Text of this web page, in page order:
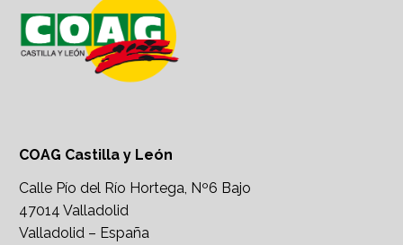
COAG Castilla y León
Calle Pío del Río Hortega, Nº6 Bajo
47014 Valladolid
Valladolid – España